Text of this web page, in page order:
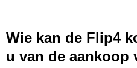
Wie kan de Flip4
u van de aankoop